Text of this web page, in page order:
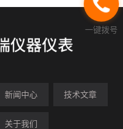
新闻中心 技术文章
关于我们
一键拨号